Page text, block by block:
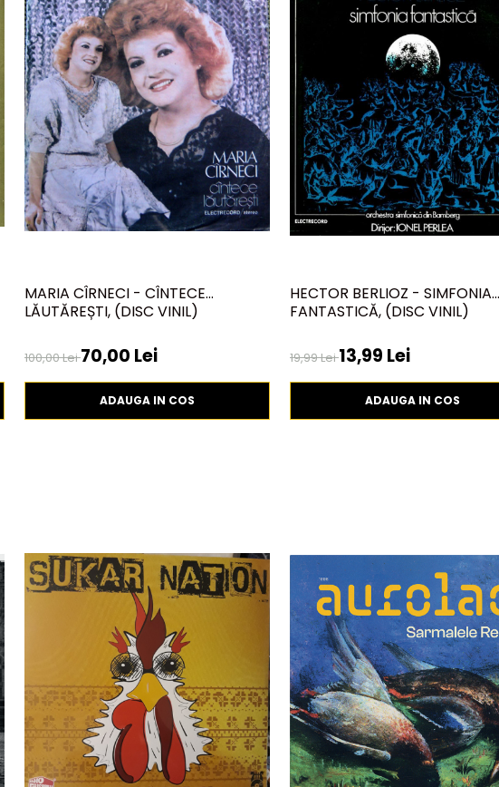
MARIA CÎRNECI - CÎNTECE
LĂUTĂREȘTI, (DISC VINIL)
100,00 Lei70,00 Lei
ADAUGA IN COS
HECTOR BERLIOZ - SIMFONIA
FANTASTICĂ, (DISC VINIL)
19,99 Lei13,99 Lei
ADAUGA IN COS